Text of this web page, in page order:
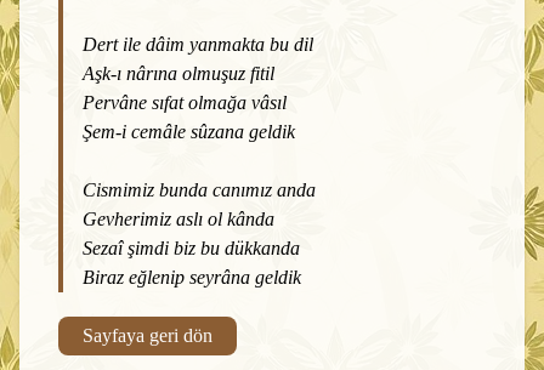
Dert ile dâim yanmakta bu dil
Aşk-ı nârına olmuşuz fitil
Pervâne sıfat olmağa vâsıl
Şem-i cemâle sûzana geldik
Cismimiz bunda canımız anda
Gevherimiz aslı ol kânda
Sezaî şimdi biz bu dükkanda
Biraz eğlenip seyrâna geldik
Sayfaya geri dön